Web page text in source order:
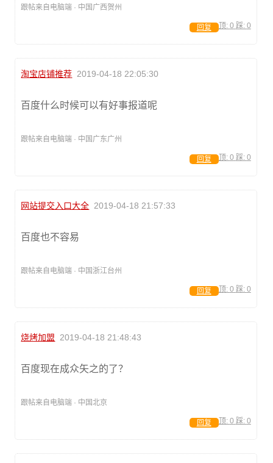
跟帖来自电脑端 · 中国广西贺州
顶: 0 踩: 0
回复
淘宝店铺推荐 2019-04-18 22:05:30
百度什么时候可以有好事报道呢
跟帖来自电脑端 · 中国广东广州
顶: 0 踩: 0
回复
网站提交入口大全 2019-04-18 21:57:33
百度也不容易
跟帖来自电脑端 · 中国浙江台州
顶: 0 踩: 0
回复
烧烤加盟 2019-04-18 21:48:43
百度现在成众矢之的了？
跟帖来自电脑端 · 中国北京
顶: 0 踩: 0
回复